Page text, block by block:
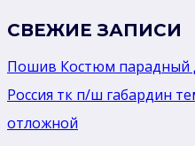
СВЕЖИЕ ЗАПИСИ
Пошив Костюм парадный
Россия тк п/ш габардин
отложной